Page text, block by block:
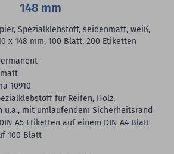
148 mm
Spezialklebstoff, seidenmatt, weiß,
x 148 mm, 100 Blatt, 200 Etiketten
10910
für Reifen, Holz,
u.a., mit umlaufendem Sicherheitsrand
A5 Etiketten auf einem DIN A4 Blatt
100 Blatt